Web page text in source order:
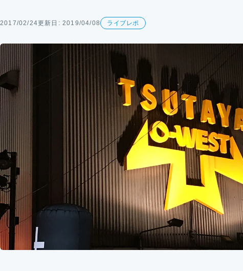
2017/02/24更新日: 2019/04/08 ライブレポ